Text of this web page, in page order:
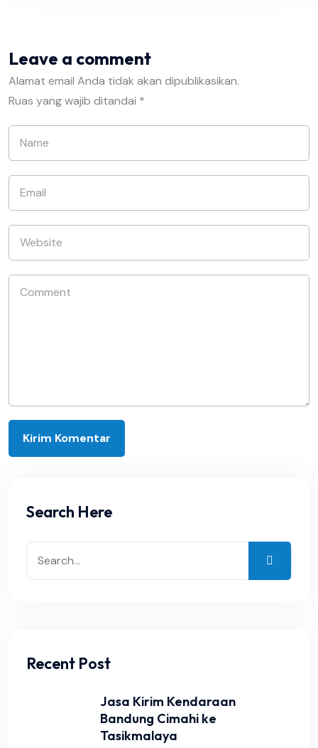
Leave a comment
Alamat email Anda tidak akan dipublikasikan.
Ruas yang wajib ditandai *
Search Here
Recent Post
Jasa Kirim Kendaraan
Bandung Cimahi ke
Tasikmalaya